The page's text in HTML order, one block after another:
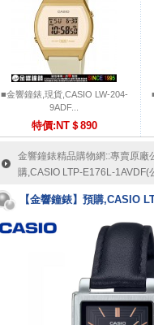
■金響鐘錶,現貨,CASIO LW-204-
9ADF...
特價:NT＄890
金響鐘錶精品購物網::專賣原廠
購,CASIO LTP-E176L-
【金響鐘錶】預購,CASIO